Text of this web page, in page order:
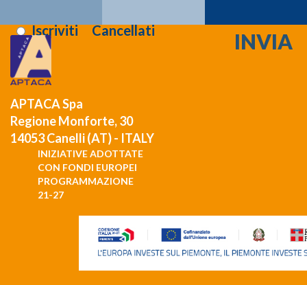
IscrivitiCancellati
APTACA Spa
Regione Monforte, 30
14053 Canelli (AT) - ITALY
INIZIATIVE ADOTTATE
CON FONDI EUROPEI
PROGRAMMAZIONE
21-27